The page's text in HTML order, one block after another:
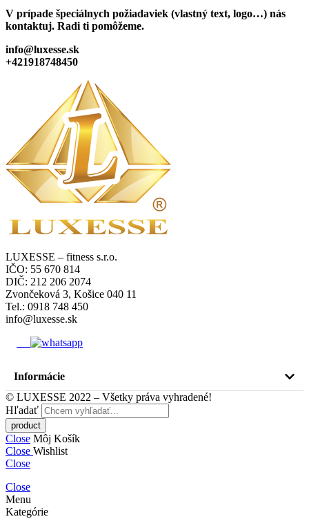
V prípade špeciálnych požiadaviek (vlastný text, logo…) nás
kontaktuj. Radi ti pomôžeme.
info@luxesse.sk
+421918748450
LUXESSE – fitness s.r.o.
IČO: 55 670 814
DIČ: 212 206 2074
Zvončeková 3, Košice 040 11
Tel.: 0918 748 450
info@luxesse.sk
Informácie
© LUXESSE 2022 – Všetky práva vyhradené!
Hľadať
Close Môj Košík
Close Wishlist
Close
Close
Menu
Kategórie